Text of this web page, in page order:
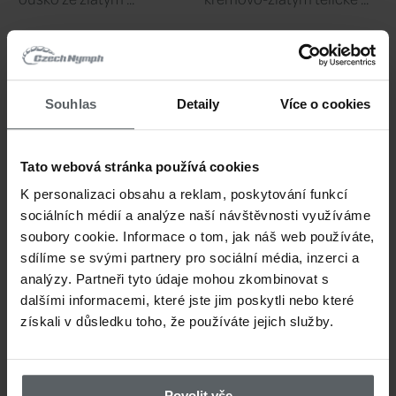
Souhlas Detaily Více o cookies
Tato webová stránka používá cookies
K personalizaci obsahu a reklam, poskytování funkcí
sociálních médií a analýze naší návštěvnosti využíváme
soubory cookie. Informace o tom, jak náš web používáte,
sdílíme se svými partnery pro sociální média, inzerci a
analýzy. Partneři tyto údaje mohou zkombinovat s
dalšími informacemi, které jste jim poskytli nebo které
získali v důsledku toho, že používáte jejich služby.
Silver
Výrobce:CzechNymph
SOUVISEJÍCÍ
Související produkty